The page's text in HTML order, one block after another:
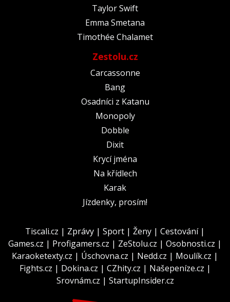
Taylor Swift
Emma Smetana
Timothée Chalamet
Zestolu.cz
Carcassonne
Bang
Osadníci z Katanu
Monopoly
Dobble
Dixit
Krycí jména
Na křídlech
Karak
Jízdenky, prosím!
Tiscali.cz | Zprávy | Sport | Ženy | Cestování|
Games.cz | Profigamers.cz | ZeStolu.cz | Osobnosti.cz |
Karaoketexty.cz | Úschovna.cz | Nedd.cz | Moulík.cz |
Fights.cz | Dokina.cz | CZhity.cz | Našepeníze.cz |
Srovnám.cz | StartupInsider.cz